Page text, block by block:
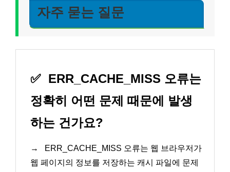
자주 묻는 질문
✅ ERR_CACHE_MISS 오류는
정확히 어떤 문제 때문에 발생
하는 건가요?
→
ERR_CACHE_MISS 오류는 웹 브라우저가
웹 페이지의 정보를 저장하는 캐시 파일에 문제